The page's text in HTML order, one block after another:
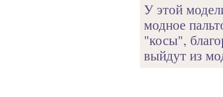
У этой
модное
"косы",
выйдут из